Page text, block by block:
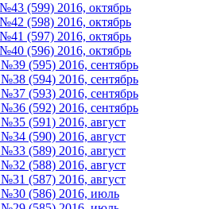
(599) 2016, октябрь
(598) 2016, октябрь
(597) 2016, октябрь
(596) 2016, октябрь
(595) 2016, сентябрь
(594) 2016, сентябрь
(593) 2016, сентябрь
(592) 2016, сентябрь
(591) 2016, август
(590) 2016, август
(589) 2016, август
(588) 2016, август
(587) 2016, август
№30 (586) 2016, июль